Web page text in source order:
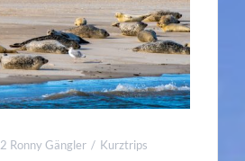
Ronny Gängler Kurztrips